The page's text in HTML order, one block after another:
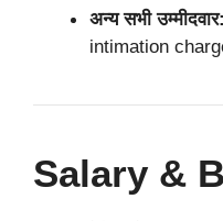
अन्य सभी उम्मीदवार:
intimation
Salary &